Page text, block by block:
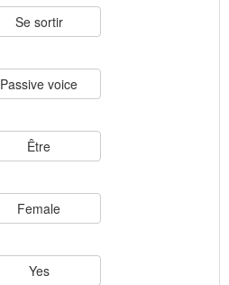
Se sortir
Passive voice
Être
Female
Yes